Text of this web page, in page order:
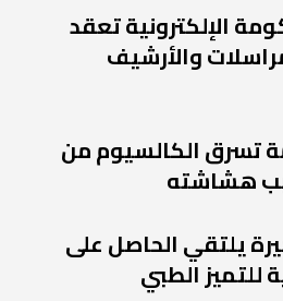
الإلكترونية تعقد
والأرشيف
تسرق الكالسيوم من
هشاشته
يلتقي الحاصل على
للتميز الطبي